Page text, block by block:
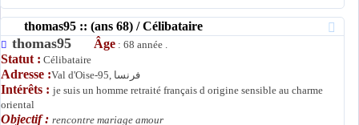
thomas95 :: (ans 68) / Célibataire
thomas95 Âge : 68 année .
Statut : Célibataire
Adresse : Val d'Oise-95, فرنسا
Intérêts : je suis un homme retraité français d origine sensible au charme
oriental
Objectif : rencontre mariage amour